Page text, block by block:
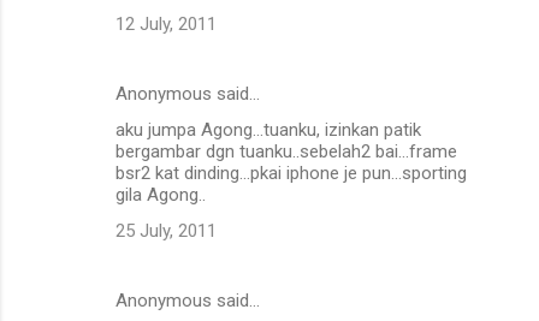
12 July, 2011
Anonymous said…
aku jumpa Agong...tuanku, izinkan patik
bergambar dgn tuanku..sebelah2 bai...frame
bsr2 kat dinding...pkai iphone je pun...sporting
gila Agong..
25 July, 2011
Anonymous said…